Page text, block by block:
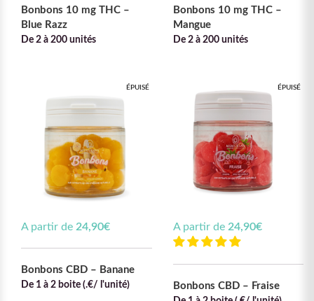
Bonbons 10 mg THC –
Blue Razz
De 2 à 200 unités
Bonbons 10 mg THC –
Mangue
De 2 à 200 unités
ÉPUISÉ
A partir de 24,90€
Bonbons CBD – Banane
De 1 à 2 boite (.€/ l'unité)
ÉPUISÉ
A partir de 24,90€
Bonbons CBD – Fraise